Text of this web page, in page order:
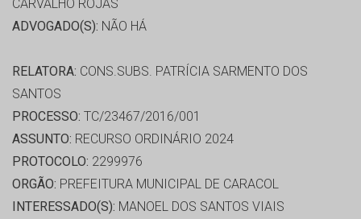
CARVALHO ROJAS
ADVOGADO(S): NÃO HÁ
RELATORA: CONS.SUBS. PATRÍCIA SARMENTO DOS
SANTOS
PROCESSO: TC/23467/2016/001
ASSUNTO: RECURSO ORDINÁRIO 2024
PROTOCOLO: 2299976
ORGÃO: PREFEITURA MUNICIPAL DE CARACOL
INTERESSADO(S): MANOEL DOS SANTOS VIAIS